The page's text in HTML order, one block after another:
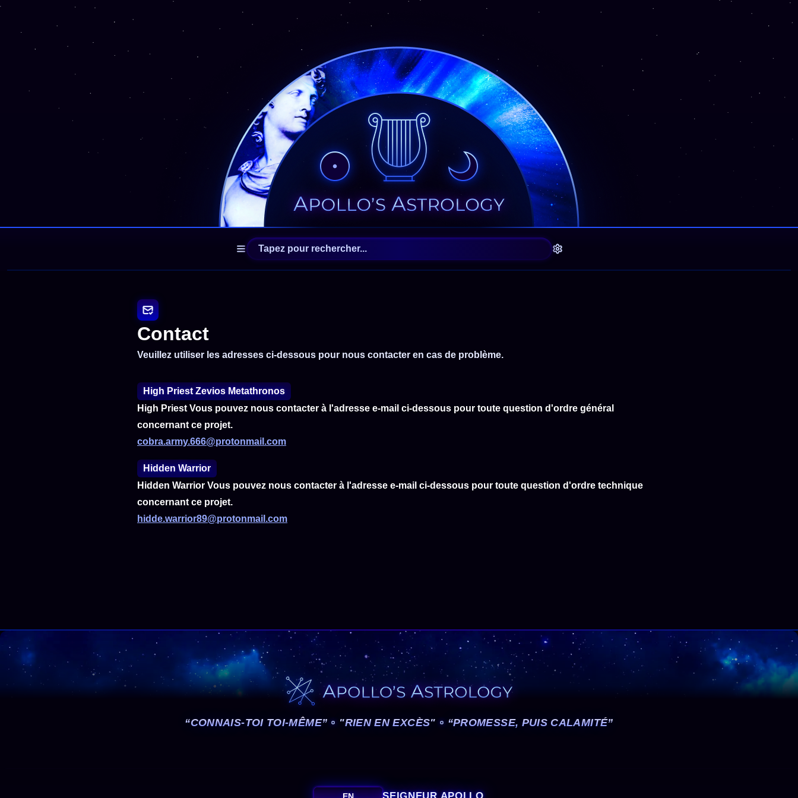
Contact
Veuillez utiliser les adresses ci-dessous pour nous contacter en cas de problème.
High Priest Zevios Metathronos
High Priest Vous pouvez nous contacter à l'adresse e-mail ci-dessous pour toute question d'ordre général
concernant ce projet.
cobra.army.666@protonmail.com
Hidden Warrior
Hidden Warrior Vous pouvez nous contacter à l'adresse e-mail ci-dessous pour toute question d'ordre technique
concernant ce projet.
hidde.warrior89@protonmail.com
“CONNAIS-TOI TOI-MÊME” "RIEN EN EXCÈS" “PROMESSE, PUIS CALAMITÉ”